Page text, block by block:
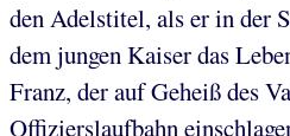
den Adelstitel, als er in der
dem jungen Kaiser das
Franz, der auf Geheiß des
Offizierslaufbahn